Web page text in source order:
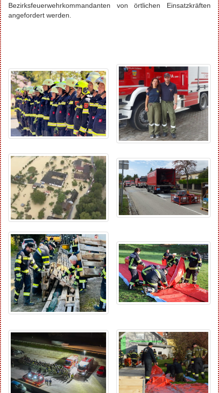
Bezirksfeuerwehrkommandanten von örtlichen Einsatzkräften
angefordert werden.